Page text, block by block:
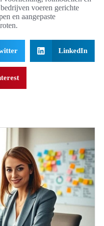
voeren gerichte
en aangepaste
LinkedIn